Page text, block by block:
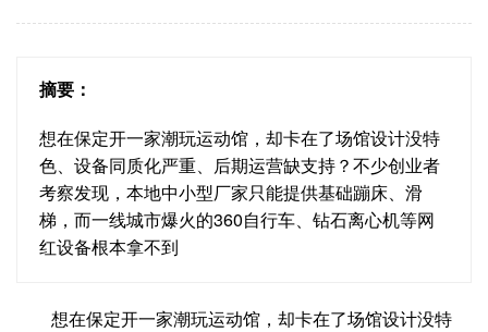
摘要：
想在保定开一家潮玩运动馆，却卡在了场馆设计没特
色、设备同质化严重、后期运营缺支持？不少创业者
考察发现，本地中小型厂家只能提供基础蹦床、滑
梯，而一线城市爆火的360自行车、钻石离心机等网
红设备根本拿不到
想在保定开一家潮玩运动馆，却卡在了场馆设计没特